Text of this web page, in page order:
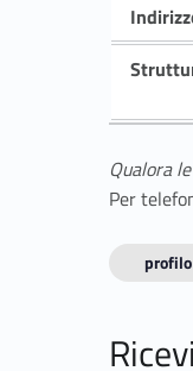
Qualora
Per
profilo